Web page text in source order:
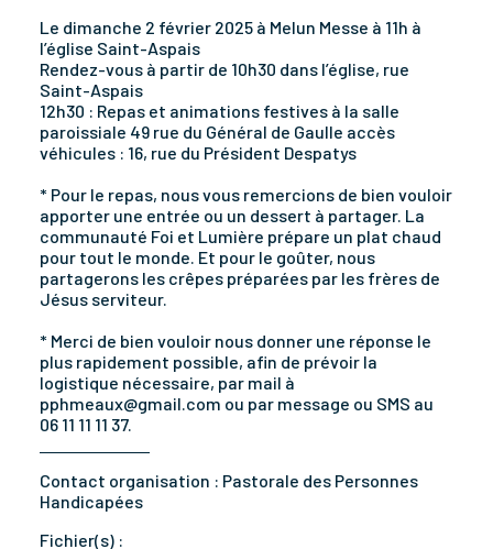
Le dimanche 2 février 2025 à Melun Messe à 11h à
l’église Saint-Aspais
Rendez-vous à partir de 10h30 dans l’église, rue
Saint-Aspais
12h30 : Repas et animations festives à la salle
paroissiale 49 rue du Général de Gaulle accès
véhicules : 16, rue du Président Despatys
* Pour le repas, nous vous remercions de bien vouloir
apporter une entrée ou un dessert à partager. La
communauté Foi et Lumière prépare un plat chaud
pour tout le monde. Et pour le goûter, nous
partagerons les crêpes préparées par les frères de
Jésus serviteur.
* Merci de bien vouloir nous donner une réponse le
plus rapidement possible, afin de prévoir la
logistique nécessaire, par mail à
pphmeaux@gmail.com ou par message ou SMS au
06 11 11 11 37.
Contact organisation : Pastorale des Personnes
Handicapées
Fichier(s) :